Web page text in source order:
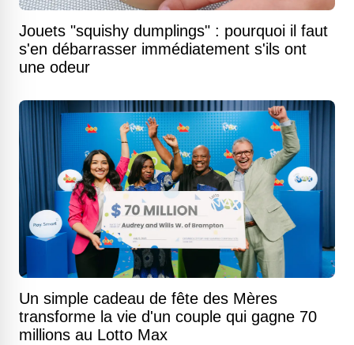
Jouets "squishy dumplings" : pourquoi il faut
s'en débarrasser immédiatement s'ils ont
une odeur
Un simple cadeau de fête des Mères
transforme la vie d'un couple qui gagne 70
millions au Lotto Max